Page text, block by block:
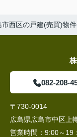
市西区の戸建(売買)物
082-208-
〒730-0014
広島県広島市中区上
営業時間： 9:00～19